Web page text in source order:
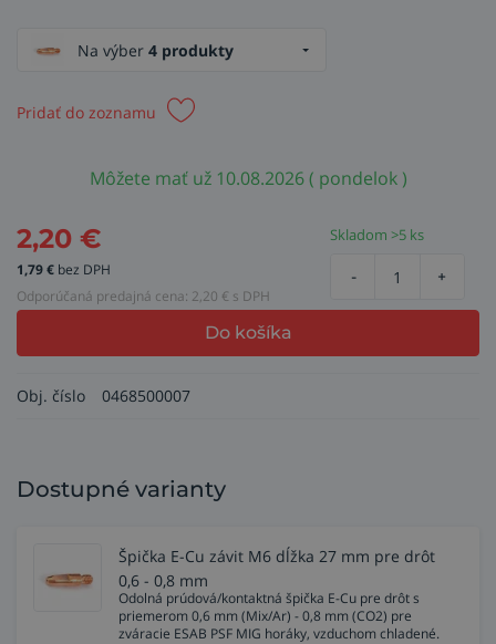
Na výber 4 produkty
Pridať do zoznamu
Môžete mať už 10.08.2026 ( pondelok )
2,20 €
1,79€ bez DPH
Odporúčaná predajná cena: 2,20 € s DPH
Skladom >5 ks
- +
Do košíka
Obj. číslo 0468500007
Dostupné varianty
Špička E-Cu závit M6 dĺžka 27 mm pre drôt
0,6 - 0,8 mm
Odolná prúdová/kontaktná špička E-Cu pre drôt s
priemerom 0,6 mm (Mix/Ar) - 0,8 mm (CO2) pre
zváracie ESAB PSF MIG horáky, vzduchom chladené.